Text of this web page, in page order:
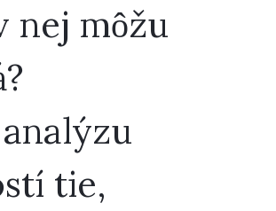
nej môžu
tie,